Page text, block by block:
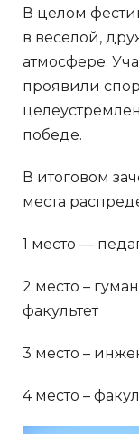
В целом
в веселой,
атмосфере.
проявили
победе.
В итоговом
места
1 место —
2 место –
факультет
3 место –
4 место –